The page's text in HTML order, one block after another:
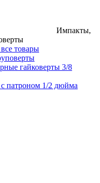
Импакты,
товары
гайковерты 3/8
патроном 1/2 дюйма